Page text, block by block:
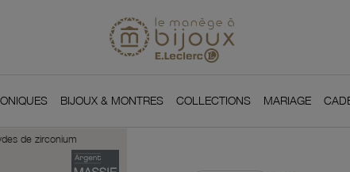
BIJOUX & MONTRES COLLECTIONS MARIAGE
de zirconium